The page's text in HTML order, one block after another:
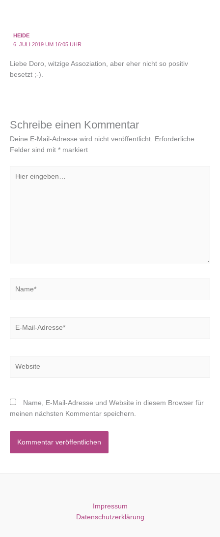
HEIDE
6. JULI 2019 UM 16:05 UHR
Liebe Doro, witzige Assoziation, aber eher nicht so positiv
besetzt ;-).
Schreibe einen Kommentar
Deine E-Mail-Adresse wird nicht veröffentlicht. Erforderliche
Felder sind mit * markiert
eingeben…
Name, E-Mail-Adresse und Website in diesem Browser für
meinen nächsten Kommentar speichern.
Impressum
Datenschutzerklärung